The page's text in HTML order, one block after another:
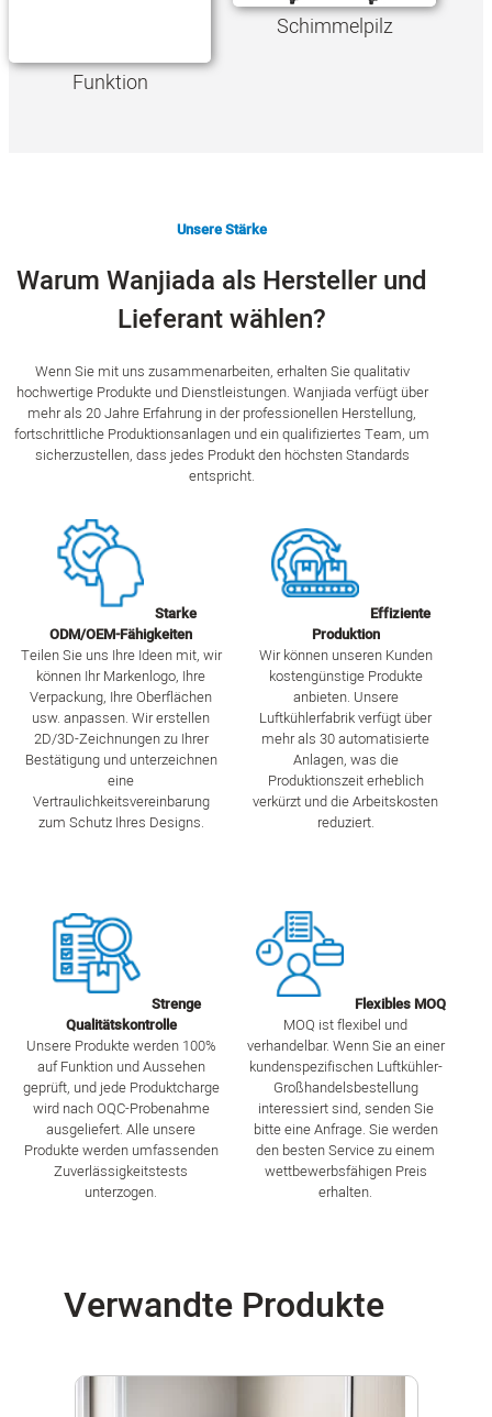
Funktion
Schimmelpilz
Unsere Stärke
Warum Wanjiada als Hersteller und
Lieferant wählen?
Wenn Sie mit uns zusammenarbeiten, erhalten Sie qualitativ
hochwertige Produkte und Dienstleistungen. Wanjiada verfügt über
mehr als 20 Jahre Erfahrung in der professionellen Herstellung,
fortschrittliche Produktionsanlagen und ein qualifiziertes Team, um
sicherzustellen, dass jedes Produkt den höchsten Standards
entspricht.
Starke
ODM/OEM-Fähigkeiten
Teilen Sie uns Ihre Ideen mit, wir
können Ihr Markenlogo, Ihre
Verpackung, Ihre Oberflächen
usw. anpassen. Wir erstellen
2D/3D-Zeichnungen zu Ihrer
Bestätigung und unterzeichnen
eine
Vertraulichkeitsvereinbarung
zum Schutz Ihres Designs.
Effiziente
Produktion
Wir können unseren Kunden
kostengünstige Produkte
anbieten. Unsere
Luftkühlerfabrik verfügt über
mehr als 30 automatisierte
Anlagen, was die
Produktionszeit erheblich
verkürzt und die Arbeitskosten
reduziert.
Strenge
Qualitätskontrolle
Unsere Produkte werden 100%
auf Funktion und Aussehen
geprüft, und jede Produktcharge
wird nach OQC-Probenahme
ausgeliefert. Alle unsere
Produkte werden umfassenden
Zuverlässigkeitstests
unterzogen.
Flexibles MOQ
MOQ ist flexibel und
verhandelbar. Wenn Sie an einer
kundenspezifischen Luftkühler-
Großhandelsbestellung
interessiert sind, senden Sie
bitte eine Anfrage. Sie werden
den besten Service zu einem
wettbewerbsfähigen Preis
erhalten.
Verwandte Produkte